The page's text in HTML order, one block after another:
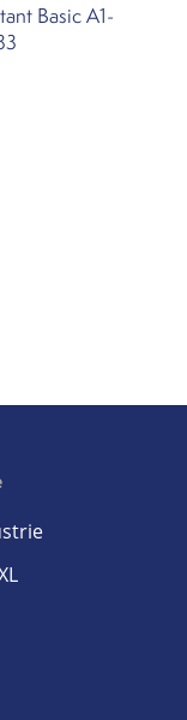
Basic A1-